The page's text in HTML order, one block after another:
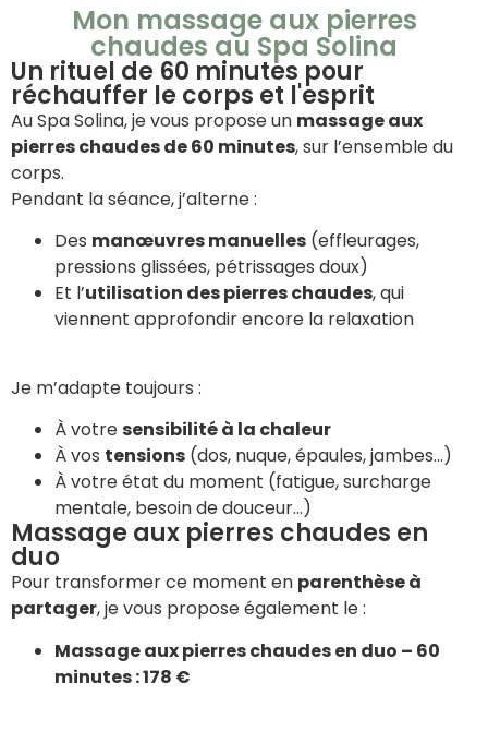
Mon massage aux pierres
chaudes au Spa Solina
Un rituel de 60 minutes pour
réchauffer le corps et l'esprit
Au Spa Solina, je vous propose un massage aux
pierres chaudes de 60 minutes, sur l’ensemble du
corps.
Pendant la séance, j’alterne :
Des manœuvres manuelles (effleurages,
pressions glissées, pétrissages doux)
Et l’utilisation des pierres chaudes, qui
viennent approfondir encore la relaxation
Je m’adapte toujours :
À votre sensibilité à la chaleur
À vos tensions (dos, nuque, épaules, jambes…)
À votre état du moment (fatigue, surcharge
mentale, besoin de douceur…)
Massage aux pierres chaudes en
duo
Pour transformer ce moment en parenthèse à
partager, je vous propose également le :
Massage aux pierres chaudes en duo – 60
minutes : 178 €